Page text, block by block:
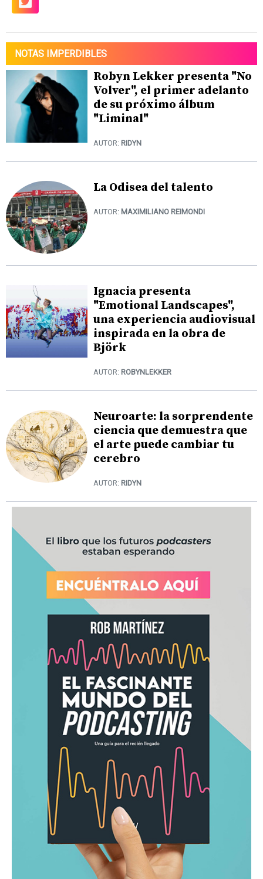
NOTAS IMPERDIBLES
Robyn Lekker presenta "No
Volver", el primer adelanto
de su próximo álbum
"Liminal"
AUTOR: RIDYN
La Odisea del talento
AUTOR: MAXIMILIANO REIMONDI
Ignacia presenta
"Emotional Landscapes",
una experiencia audiovisual
inspirada en la obra de
Björk
AUTOR: ROBYNLEKKER
Neuroarte: la sorprendente
ciencia que demuestra que
el arte puede cambiar tu
cerebro
AUTOR: RIDYN